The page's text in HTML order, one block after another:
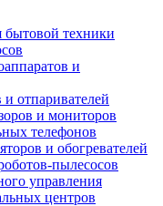
бытовой техники
и
отпаривателей
и мониторов
телефонов
и обогревателей
пылесосов
управления
центров